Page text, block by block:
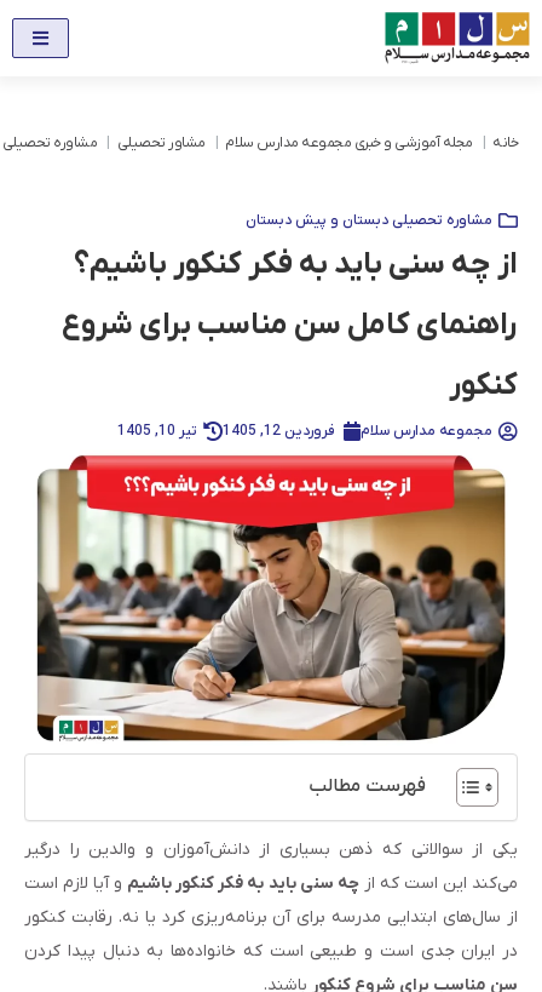
خانه مجله آموزشی و خبری مجموعه مدارس سلام مشاور تحصیلی مشاوره
مشاوره تحصیلی دبستان و پیش دبستان
از چه سنی باید به فکر کنکور باشیم؟
راهنمای کامل سن مناسب برای شروع
کنکور
مجموعه مدارس سلام فروردین 12, 1405 تیر 10, 1405
فهرست مطالب
یکی از سوالاتی که ذهن بسیاری از دانش‌آموزان و والدین را درگیر
می‌کند این است که ازچه سنی باید به فکر کنکور باشیم و آیا لازم است
از سال‌های ابتدایی مدرسه برای آن برنامه‌ریزی کرد یا نه. رقابت کنکور
در ایران جدی است و طبیعی است که خانواده‌ها به دنبال پیدا کردن
سن مناسب برای شروع کنکور باشند.